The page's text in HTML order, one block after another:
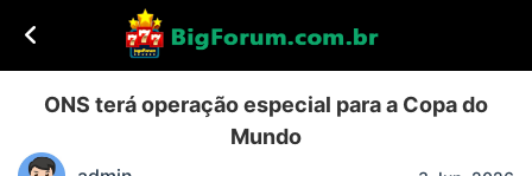
ONS terá operação especial para a Copa do
Mundo